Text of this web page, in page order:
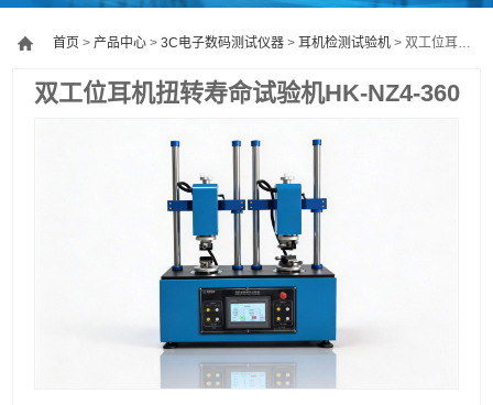
首页 >产品中心 >3C电子数码测试仪器 >耳机检测试验机 > 双工位耳机扭转寿命试验机HK-NZ4-360
双工位耳机扭转寿命试验机HK-NZ4-360